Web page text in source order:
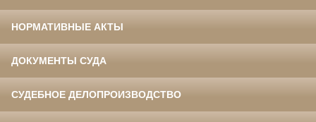
НОРМАТИВНЫЕ АКТЫ
ДОКУМЕНТЫ СУДА
СУДЕБНОЕ ДЕЛОПРОИЗВОДСТВО